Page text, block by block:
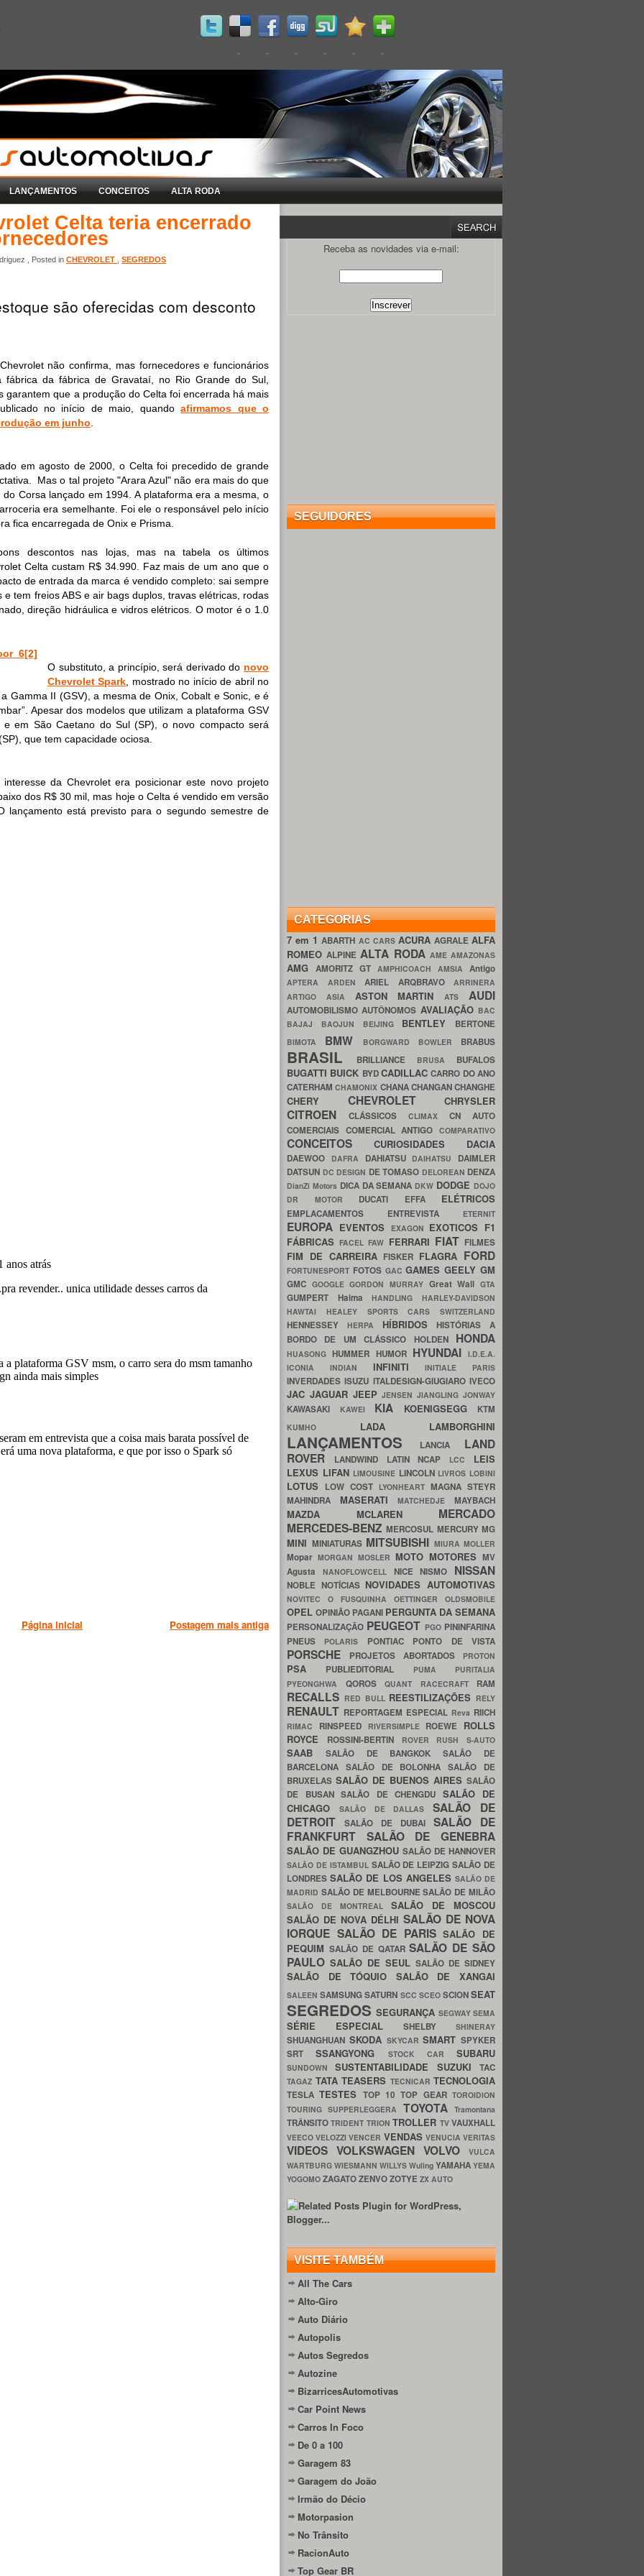
LANÇAMENTOS CONCEITOS ALTA RODA
Celta teria encerrado
, Posted in CHEVROLET SEGREDOS
são oferecidas com desconto
não confirma, mas fornecedores e funcionários
fábrica da fábrica de Gravataí, no Rio Grande do Sul,
garantem que a produção do Celta foi encerrada há mais
no início de maio, quandoafirmamos que o
em junho
em agosto de 2000, o Celta foi precedido de grande
Mas o tal projeto "Arara Azul" não era mais do que
Corsa lançado em 1994. A plataforma era a mesma, o
era semelhante. Foi ele o responsável pelo início
fica encarregada de Onix e Prisma.
descontos nas lojas, mas na tabela os últimos
Celta custam R$ 34.990. Faz mais de um ano que o
de entrada da marca é vendido completo: sai sempre
tem freios ABS e air bags duplos, travas elétricas, rodas
direção hidráulica e vidros elétricos. O motor é o 1.0
O substituto, a princípio, será derivado do novo
Chevrolet Spark , mostrado no início de abril no
a Gamma II (GSV), a mesma de Onix, Cobalt e Sonic, e é
Apesar dos modelos que utilizam a plataforma GSV
em São Caetano do Sul (SP), o novo compacto será
que tem capacidade ociosa.
interesse da Chevrolet era posicionar este novo projeto
dos R$ 30 mil, mas hoje o Celta é vendido em versão
está previsto para o segundo semestre de
Postagem mais antiga
Página inicial
Receba as novidades via e-mail:
SEGUIDORES
CATEGORIAS
7 em 1ABARTH AC CARS ACURA AGRALE ALFA
ROMEOALPINEALTA RODA AME AMAZONAS
AMG AMORITZ GT AMPHICOACH AMSIA Antigo
APTERA ARDEN ARIEL ARQBRAVO ARRINERA
ARTIGO ASIA ASTON MARTINATS AUDI
AUTOMOBILISMOAUTÔNOMOS AVALIAÇÃO BAC
BAJAJ BAOJUN BEIJING BENTLEY BERTONE
BIMOTA BMW BORGWARD BOWLER BRABUS
BRASIL BRILLIANCE BRUSA BUFALOS
BUGATTI BUICK BYDCADILLACCARRO DO ANO
CATERHAMCHAMONIX CHANACHANGANCHANGHE
CHERY CHEVROLET CHRYSLER
CITROEN CLÁSSICOS CLIMAX CN AUTO
COMERCIAIS COMERCIAL ANTIGOCOMPARATIVO
CONCEITOS CURIOSIDADES DACIA
DAEWOO DAFRA DAHIATSU DAIHATSU DAIMLER
DATSUN DC DESIGN DE TOMASO DELOREAN DENZA
DianZi Motors DICA DA SEMANA DKW DODGE DOJO
DR MOTOR DUCATI EFFA ELÉTRICOS
EMPLACAMENTOS ENTREVISTA ETERNIT
EUROPA EVENTOS EXAGON EXOTICOS F1
FÁBRICASFACELFAW FERRARI FIAT FILMES
FIM DE CARREIRA FISKER FLAGRA FORD
FORTUNESPORT FOTOS GACGAMESGEELYGM
GMC GOOGLEGORDON MURRAY Great WallGTA
GUMPERT HaimaHANDLINGHARLEY-DAVIDSON
HAWTAI HEALEY SPORTS CARS SWITZERLAND
HENNESSEY HERPA HÍBRIDOSHISTÓRIAS A
BORDO DE UM CLÁSSICO HOLDEN HONDA
HUASONGHUMMER HUMOR HYUNDAI I.D.E.A.
ICONIA INDIAN INFINITIINITIALE PARIS
INVERDADESISUZU ITALDESIGN-GIUGIAROIVECO
JAC JAGUAR JEEPJENSENJIANGLINGJONWAY
KAWASAKI KAWEI KIA KOENIGSEGG KTM
KUMHO LADA LAMBORGHINI
LANÇAMENTOS LANCIA LAND
ROVER
LANDWIND LATIN NCAP LCC LEIS
LEXUS LIFAN LIMOUSINE LINCOLN LIVROS LOBINI
LOTUS LOW COST LYONHEART MAGNA STEYR
MAHINDRA MASERATIMATCHEDJEMAYBACH
MAZDA MCLAREN MERCADO
MERCEDES-BENZMERCOSUL MERCURYMG
MINI MINIATURAS MITSUBISHI MIURA MOLLER
Mopar MORGAN MOSLER MOTO MOTORES MV
Agusta NANOFLOWCELL NICENISMO NISSAN
NOBLE NOTÍCIAS NOVIDADES AUTOMOTIVAS
NOVITEC O FUSQUINHA OETTINGER OLDSMOBILE
OPEL OPINIÃO PAGANI PERGUNTA DA SEMANA
PERSONALIZAÇÃO PEUGEOT PGO PININFARINA
PNEUS
POLARIS PONTIAC PONTO DE VISTA
PORSCHE PROJETOS ABORTADOS PROTON
PSA PUBLIEDITORIAL PUMA PURITALIA
PYEONGHWA QOROS QUANT RACECRAFT RAM
RECALLS RED BULL REESTILIZAÇÕES RELY
RENAULT REPORTAGEM ESPECIAL Reva RIICH
RIMAC RINSPEED RIVERSIMPLE ROEWE ROLLS
ROYCE
ROSSINI-BERTIN ROVER RUSH S-AUTO
SAAB SALÃO DE BANGKOKSALÃO DE
BARCELONA SALÃO DE BOLONHASALÃO DE
BRUXELAS SALÃO DE BUENOS AIRES SALÃO
DE BUSAN SALÃO DE CHENGDU SALÃO DE
CHICAGO
SALÃO DE DALLASSALÃO DE
DETROIT
SALÃO DE DUBAI SALÃO DE
FRANKFURT SALÃO DE GENEBRA
SALÃO DE GUANGZHOU SALÃO DE HANNOVER
SALÃO DE ISTAMBUL SALÃO DE LEIPZIGSALÃO DE
LONDRESSALÃO DE LOS ANGELES SALÃO DE
MADRID SALÃO DE MELBOURNESALÃO DE MILÃO
SALÃO DE MONTREAL SALÃO DE MOSCOU
SALÃO DE NOVA DÉLHI SALÃO DE NOVA
IORQUE SALÃO DE PARISSALÃO DE
PEQUIM SALÃO DE QATARSALÃO DE SÃO
PAULO SALÃO DE SEUL SALÃO DE SIDNEY
SALÃO DE TÓQUIO SALÃO DE XANGAI
SALEENSAMSUNGSATURN SCC SCEO SCIONSEAT
SEGREDOSSEGURANÇA SEGWAYSEMA
SÉRIE ESPECIAL SHELBY SHINERAY
SHUANGHUAN SKODA SKYCARSMART SPYKER
SRTSSANGYONG STOCK CAR SUBARU
SUNDOWNSUSTENTABILIDADE SUZUKITAC
TAGAZ TATA TEASERS TECNICAR TECNOLOGIA
TESLATESTES TOP 10TOP GEARTOROIDION
TOURING SUPPERLEGGERA TOYOTATramontana
TRÂNSITOTRIDENT TRIONTROLLER TVVAUXHALL
VEECOVELOZZIVENCER VENDAS VENUCIAVERITAS
VIDEOS VOLKSWAGEN VOLVO
VULCA
WARTBURG WIESMANN WILLYS Wuling YAMAHA YEMA
YOGOMO ZAGATOZENVOZOTYE ZX AUTO
VISITE TAMBÉM
All The Cars
Alto-Giro
Auto Diário
Autopolis
Autos Segredos
Autozine
BizarricesAutomotivas
Car Point News
Carros In Foco
De 0 a 100
Garagem 83
Garagem do João
Irmão do Décio
Motorpasion
No Trânsito
RacionAuto
Top Gear BR